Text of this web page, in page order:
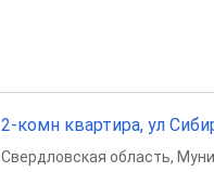
2-комн квартира, ул
Свердловская область,